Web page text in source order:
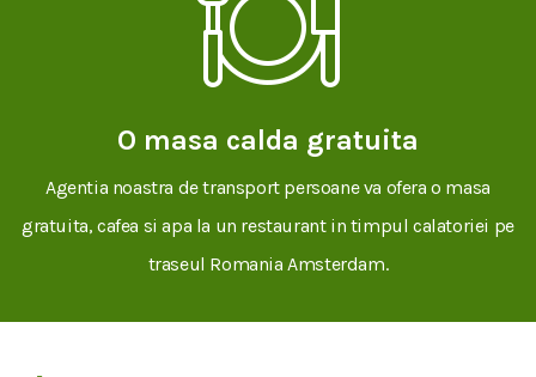
O masa calda gratuita
Agentia noastra de transport persoane va ofera o masa
gratuita, cafea si apa la un restaurant in timpul calatoriei pe
traseul Romania Amsterdam.